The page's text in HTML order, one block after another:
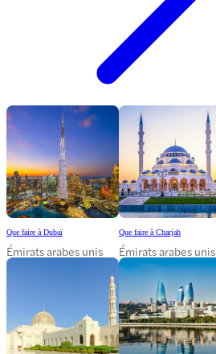
Que faire à Dubaï
Émirats arabes unis
Que faire à Charjah
Émirats arabes unis